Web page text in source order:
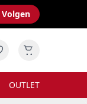
OUTLET